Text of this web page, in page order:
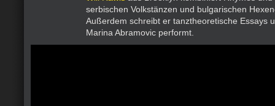
serbischen Volkstänzen und bulgarischen
Außerdem schreibt er tanztheoretische Essays
Marina Abramovic performt.